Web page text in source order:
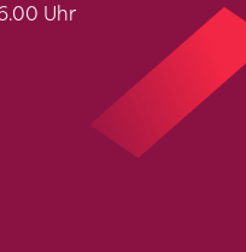
Uhr